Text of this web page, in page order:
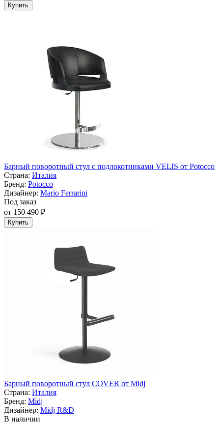
Купить
Барный поворотный стул с подлокотниками VELIS от Potocco
Страна: Италия
Бренд: Potocco
Дизайнер: Mario Ferrarini
Под заказ
от 150 490 ₽
Купить
Барный поворотный стул COVER от Midj
Страна: Италия
Бренд: Midj
Дизайнер: Midj R&D
В наличии